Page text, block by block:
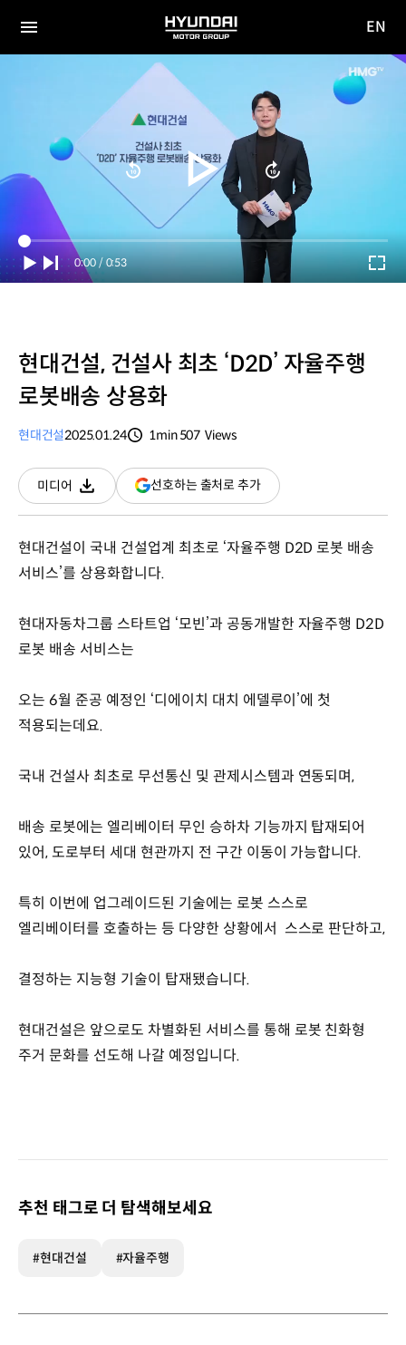
전체
HYUNDAI
MOTOR
GROUP
사이
이동
EN
Current
Time
0:00 / Duration
0:53
현대건설, 건설사 최초 ‘D2D’ 자율주행
로봇배송 상용화
현대건설2025.01.24
1min507 Views
미디어
다운로드
선호하는 출처로 추가(새
창
현대건설이 국내 건설업계 최초로 ‘자율주행 D2D 로봇 배송
서비스’를 상용화합니다.
현대자동차그룹 스타트업 ‘모빈’과 공동개발한 자율주행 D2D
로봇 배송 서비스는
오는 6월 준공 예정인 ‘디에이치 대치 에델루이’에 첫
적용되는데요.
국내 건설사 최초로 무선통신 및 관제시스템과 연동되며,
배송 로봇에는 엘리베이터 무인 승하차 기능까지 탑재되어
있어, 도로부터 세대 현관까지 전 구간 이동이 가능합니다.
특히 이번에 업그레이드된 기술에는 로봇 스스로
엘리베이터를 호출하는 등 다양한 상황에서 스스로 판단하고,
결정하는 지능형 기술이 탑재됐습니다.
현대건설은 앞으로도 차별화된 서비스를 통해 로봇 친화형
주거 문화를 선도해 나갈 예정입니다.
추천 태그로 더 탐색해보세요
#현대건설 #자율주행